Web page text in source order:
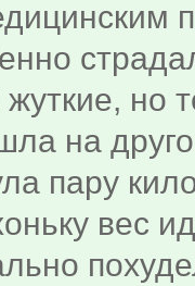
но
на
пару
вес